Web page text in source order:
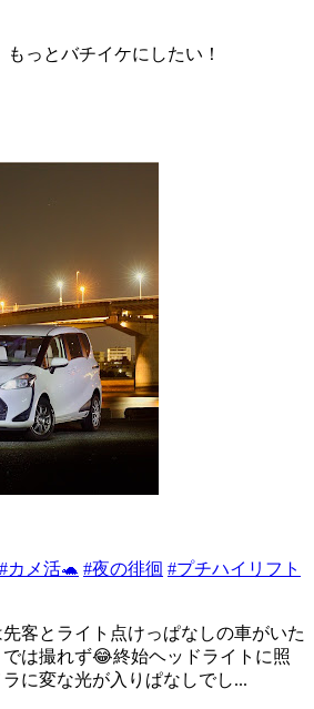
っとバチイケにしたい！
#カメ活🐢 #夜の徘徊 #プチハイリフト
客とライト点けっぱなしの車がいた
は撮れず😂終始ヘッドライトに照
に変な光が入りぱなしでし...